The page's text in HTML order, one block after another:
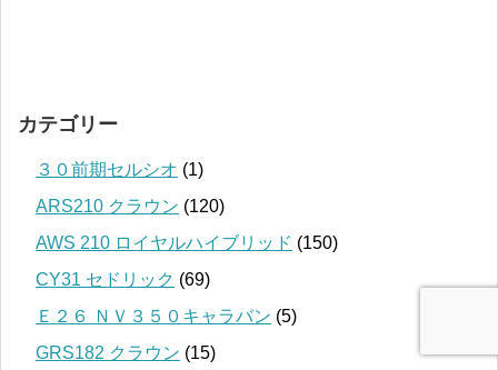
カテゴリー
３０前期セルシオ (1)
ARS210 クラウン (120)
AWS 210 ロイヤルハイブリッド (150)
CY31 セドリック (69)
Ｅ２６ ＮＶ３５０キャラバン (5)
GRS182 クラウン (15)